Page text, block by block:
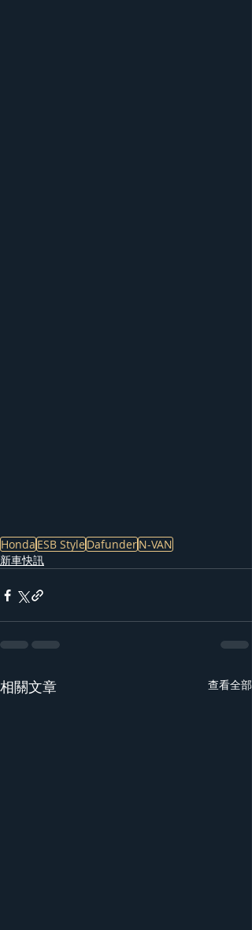
Honda ESB StyleDafunderN-VAN
新車快訊
相關文章 查看全部